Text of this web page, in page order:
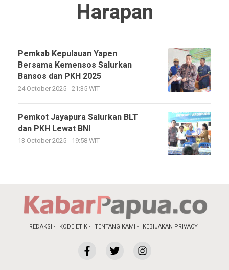
Harapan
Pemkab Kepulauan Yapen
Bersama Kemensos Salurkan
Bansos dan PKH 2025
24 October 2025 - 21:35 WIT
Pemkot Jayapura Salurkan BLT
dan PKH Lewat BNI
13 October 2025 - 19:58 WIT
REDAKSI KODE ETIK TENTANG KAMI KEBIJAKAN PRIVACY